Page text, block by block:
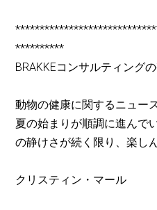
**********
BRAKKEコンサルティング
動物の健康に関するニュー
夏の始まりが順調に進んで
の静けさが続く限り、楽し
クリスティン・マール